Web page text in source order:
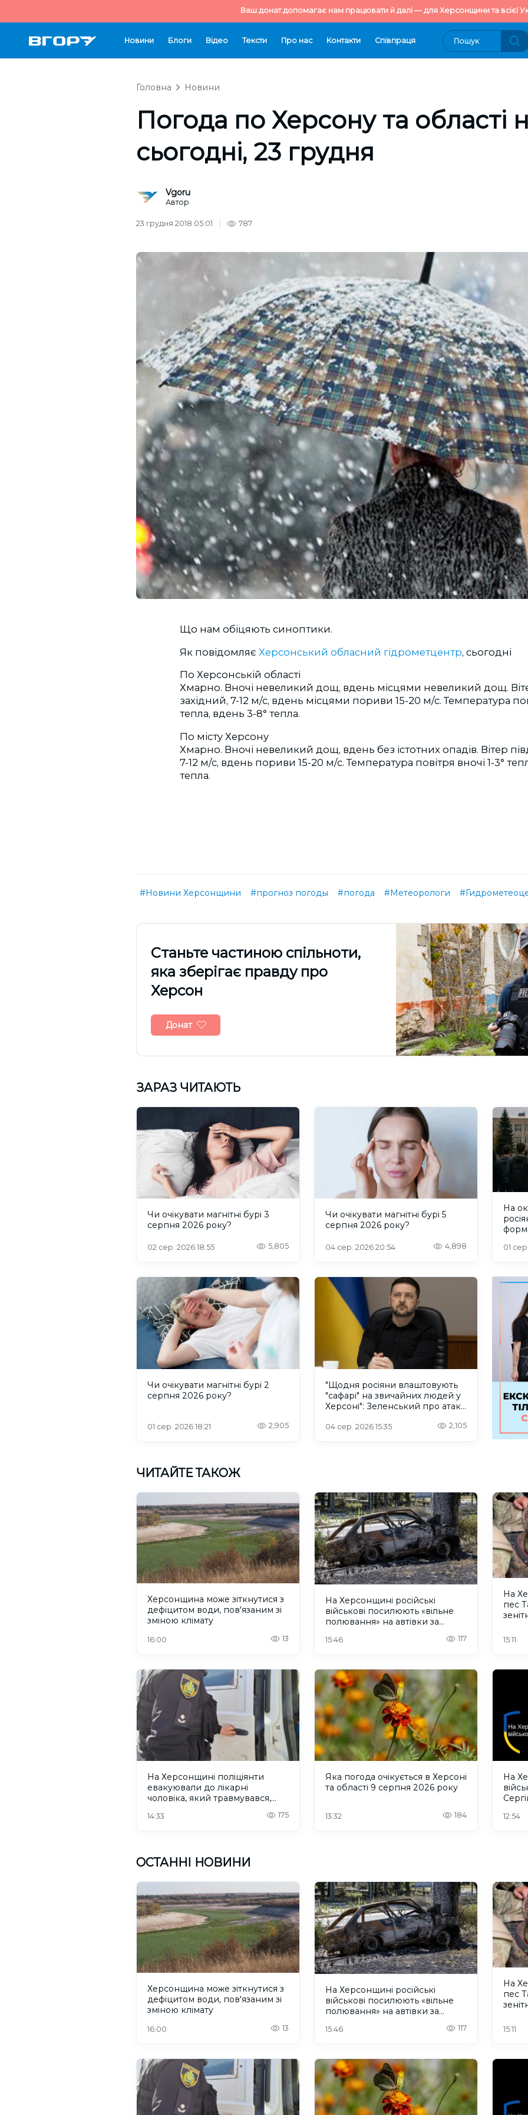
Ваш донат допомагає нам працювати й далі — для Херсонщини та всієї
Новини Блоги Відео Тексти Про нас Контакти Cпівпраця
Головна Новини
Погода по Херсону та області
сьогодні, 23 грудня
Vgoru
Автор
23 грудня 2018 05:01 787
Що нам обіцяють синоптики.
Як повідомляє Херсонський обласний гідрометцентр, сьогодні
По Херсонській області
Хмарно. Вночі невеликий дощ, вдень місцями невеликий дощ.
західний, 7-12 м/с, вдень місцями пориви 15-20 м/с. Температура
тепла, вдень 3-8° тепла.
По місту Херсону
Хмарно. Вночі невеликий дощ, вдень без істотних опадів. Вітер
7-12 м/с, вдень пориви 15-20 м/с. Температура повітря вночі 1-3°
тепла.
#Новини Херсонщини #прогноз погоды #погода #Метеорологи
Cтаньте частиною спільноти,
яка зберігає правду про
Херсон
Донат
ЗАРАЗ ЧИТАЮТЬ
Чи очікувати магнітні бурі 3
серпня 2026 року?
02 сер. 2026 18:55 5,805
Чи очікувати магнітні бурі 5
серпня 2026 року?
04 сер. 2026 20:54 4,898
На
01
Чи очікувати магнітні бурі 2
серпня 2026 року?
01 сер. 2026 18:21 2,905
"Щодня росіяни влаштовують
"сафарі" на звичайних людей у
Херсоні": Зеленський про атаку
04 сер. 2026 15:35 2,105
ЧИТАЙТЕ ТАКОЖ
Херсонщина може зіткнутися з
дефіцитом води, пов'язаним зі
зміною клімату
16:00 13
На Херсонщині російські
військові посилюють «вільне
полювання» на автівки за
15:46 117
На
пес
15:11
На Херсонщині поліціянти
евакуювали до лікарні
чоловіка, який травмувався,
14:33 175
Яка погода очікується в Херсоні
та області 9 серпня 2026 року
13:32 184
На
12:54
ОСТАННІ НОВИНИ
Херсонщина може зіткнутися з
дефіцитом води, пов'язаним зі
зміною клімату
16:00 13
На Херсонщині російські
військові посилюють «вільне
полювання» на автівки за
15:46 117
На
пес
15:11